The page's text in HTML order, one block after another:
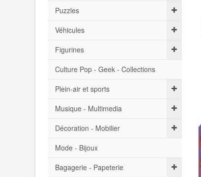
Puzzles
Véhicules
Figurines
Culture Pop - Geek - Collections
Plein-air et sports
Musique - Multimedia
Décoration - Mobilier
Mode - Bijoux
Bagagerie - Papeterie